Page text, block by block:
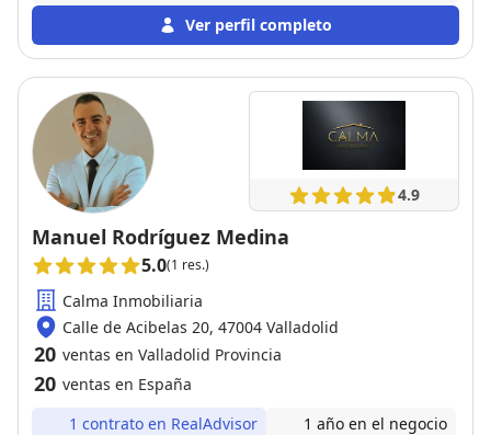
amabilidad desde el primer día. Recomiendo 100%
poneros en sus manos para compraventas de casas
su gran trabajo.
Ver perfil completo
4.9
Manuel Rodríguez Medina
5.0(1 res.)
Calma Inmobiliaria
Calle de Acibelas 20, 47004 Valladolid
20 ventas en Valladolid Provincia
20 ventas en España
1 contrato en RealAdvisor
1 año en el negocio